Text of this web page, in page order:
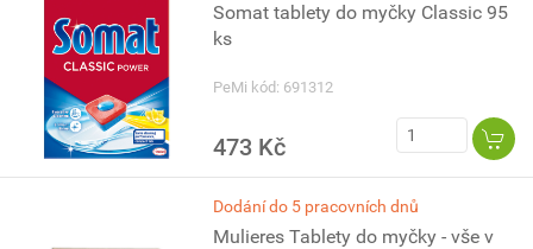
Somat tablety do myčky Classic 95
ks
PeMi kód: 691312
473 Kč
Dodání do 5 pracovních dnů
Mulieres Tablety do myčky - vše v